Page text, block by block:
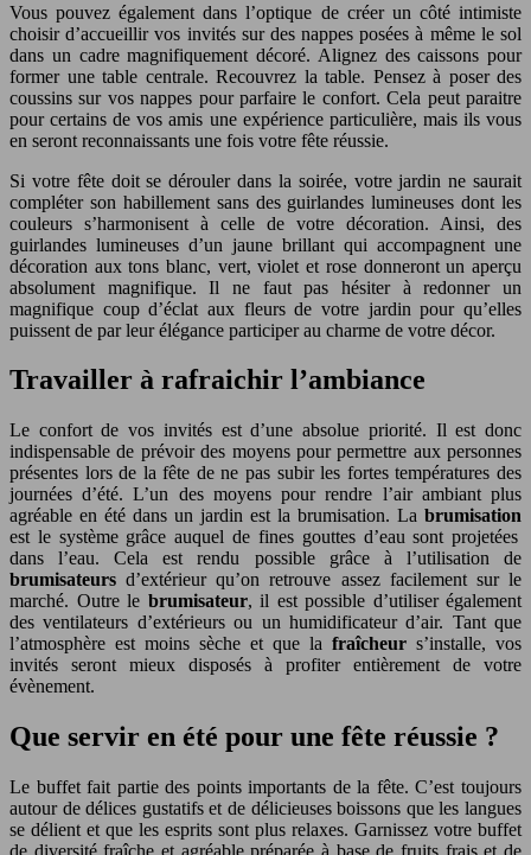
Vous pouvez également dans l’optique de créer un côté intimiste
choisir d’accueillir vos invités sur des nappes posées à même le sol
dans un cadre magnifiquement décoré. Alignez des caissons pour
former une table centrale. Recouvrez la table. Pensez à poser des
coussins sur vos nappes pour parfaire le confort. Cela peut paraitre
pour certains de vos amis une expérience particulière, mais ils vous
en seront reconnaissants une fois votre fête réussie.
Si votre fête doit se dérouler dans la soirée, votre jardin ne saurait
compléter son habillement sans des guirlandes lumineuses dont les
couleurs s’harmonisent à celle de votre décoration. Ainsi, des
guirlandes lumineuses d’un jaune brillant qui accompagnent une
décoration aux tons blanc, vert, violet et rose donneront un aperçu
absolument magnifique.Il ne faut pas hésiter à redonner un
magnifique coup d’éclat aux fleurs de votre jardin pour qu’elles
puissent de par leur élégance participer au charme de votre décor.
Travailler à rafraichir l’ambiance
Le confort de vos invités est d’une absolue priorité. Il est donc
indispensable de prévoir des moyens pour permettre aux personnes
présentes lors de la fête de ne pas subir les fortes températures des
journées d’été.L’un des moyens pour rendre l’air ambiant plus
agréable en été dans un jardin est la brumisation. La brumisation
est le système grâce auquel de fines gouttes d’eau sont projetées
dans l’eau. Cela est rendu possible grâce à l’utilisation de
brumisateurs d’extérieur qu’on retrouve assez facilement sur le
marché. Outre le brumisateur, il est possible d’utiliser également
des ventilateurs d’extérieurs ou un humidificateur d’air. Tant que
l’atmosphère est moins sèche et que la fraîcheur s’installe, vos
invités seront mieux disposés à profiter entièrement de votre
évènement.
Que servir en été pour une fête réussie ?
Le buffet fait partie des points importants de la fête. C’est toujours
autour de délices gustatifs et de délicieuses boissons que les langues
se délient et que les esprits sont plus relaxes. Garnissez votre buffet